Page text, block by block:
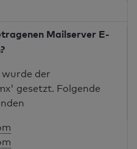
Mailserver E-
der
gesetzt. Folgende